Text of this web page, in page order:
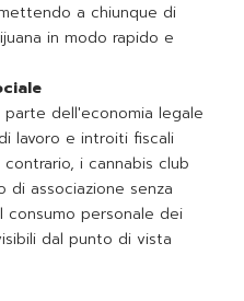
a chiunque di
in modo rapido e
dell'economia legale
lavoro e introiti fiscali
i cannabis club
di associazione senza
personale dei
dal punto di vista